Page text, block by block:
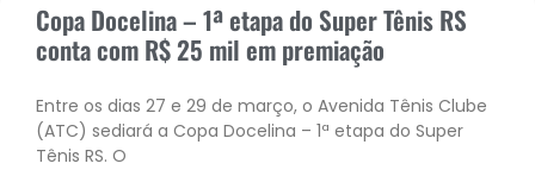
Copa Docelina – 1ª etapa do Super Tênis RS
conta com R$ 25 mil em premiação
Entre os dias 27 e 29 de março, o Avenida Tênis Clube
(ATC) sediará a Copa Docelina – 1ª etapa do Super
Tênis RS. O